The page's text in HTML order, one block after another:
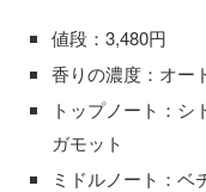
値段：3,480円
香りの濃度：オー
トップノート：
ガモット
ミドルノート：ベ